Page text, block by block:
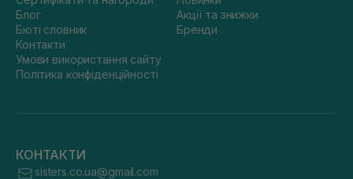
Блог
Бюті словник
Контакти
Умови використання сайту
Політика конфіденційності
Акції та знижки
Бренди
КОНТАКТИ
sisters.co.ua@gmail.com